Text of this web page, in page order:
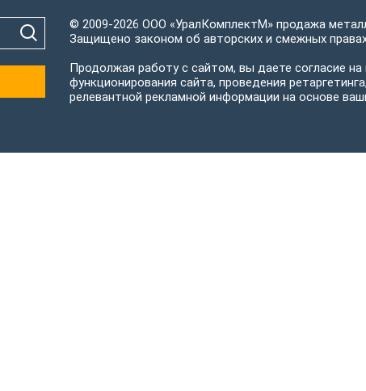
© 2009-2026 ООО «УралКомплектМ» продажа
Защищено законом об авторских и смежных
Продолжая работу с сайтом, вы даете согласие
функционирования сайта, проведения
релевантной рекламной информации на основе